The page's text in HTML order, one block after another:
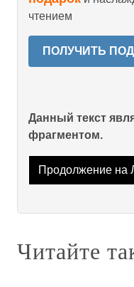
чтением
ПОЛУЧИТЬ
Данный текст
фрагментом.
Продолжение на
Читайте